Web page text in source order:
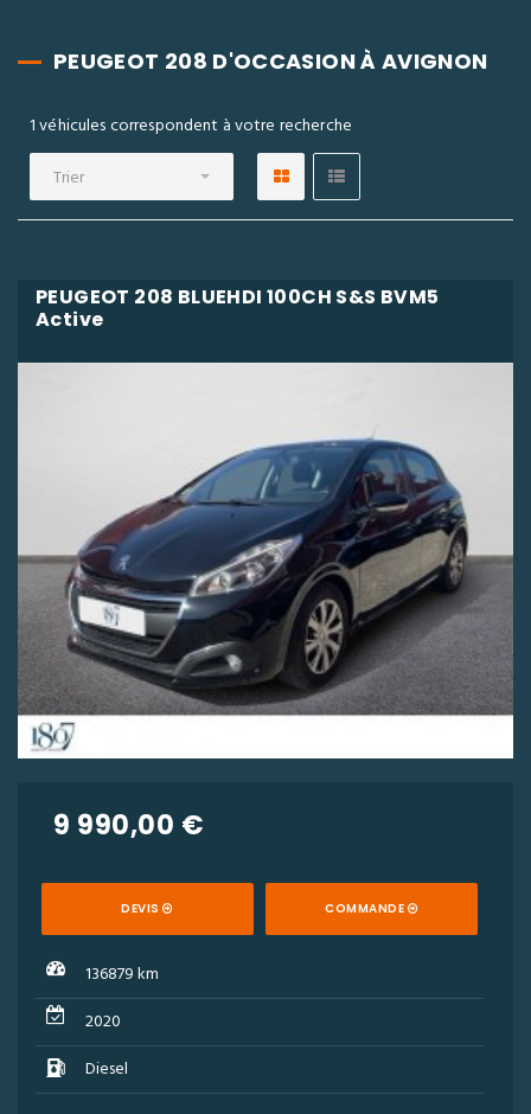
PEUGEOT 208 D'OCCASION À AVIGNON
1 véhicules correspondent à votre recherche
Trier
PEUGEOT 208 BLUEHDI 100CH S&S BVM5
Active
9 990,00 €
DEVIS COMMANDE
136879 km
2020
Diesel